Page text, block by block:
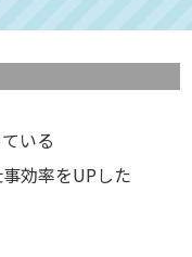
いる
効率をUPした